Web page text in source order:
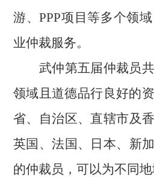
游、PPP项目等多个领域
业仲裁服务。
武仲第五届仲裁员
领域且道德品行良好的
省、自治区、直辖市及
英国、法国、日本、新
的仲裁员，可以为不同